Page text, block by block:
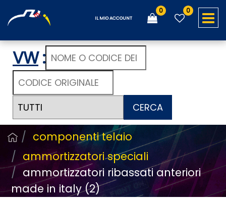
IL MIO ACCOUNT
0 0
VW:
CERCA
componenti telaio
ammortizzatori speciali
ammortizzatori ribassati anteriori
made in italy (2)